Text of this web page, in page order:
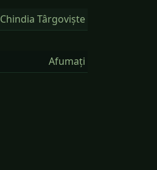
Chindia Târgoviște
Afumați